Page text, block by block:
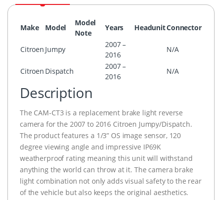
Make Model
Model
Note
Years HeadunitConnector
Citroen Jumpy
2007 –
2016
N/A
Citroen Dispatch
2007 –
2016
N/A
Description
The CAM-CT3 is a replacement brake light reverse
camera for the 2007 to 2016 Citroen Jumpy/Dispatch.
The product features a 1/3” OS image sensor, 120
degree viewing angle and impressive IP69K
weatherproof rating meaning this unit will withstand
anything the world can throw at it. The camera brake
light combination not only adds visual safety to the rear
of the vehicle but also keeps the original aesthetics.